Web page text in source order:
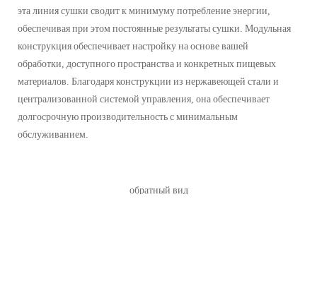
эта линия сушки сводит к минимуму потребление энергии,
обеспечивая при этом постоянные результаты сушки. Модульная
конструкция обеспечивает настройку на основе вашей
обработки, доступного пространства и конкретных пищевых
материалов. Благодаря конструкции из нержавеющей стали и
централизованной системой управления, она обеспечивает
долгосрочную производительность с минимальным
обслуживанием.
обратный вид